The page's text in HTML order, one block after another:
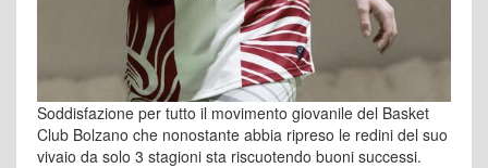
Soddisfazione per tutto il movimento giovanile del Basket
Club Bolzano che nonostante abbia ripreso le redini del suo
vivaio da solo 3 stagioni sta riscuotendo buoni successi.